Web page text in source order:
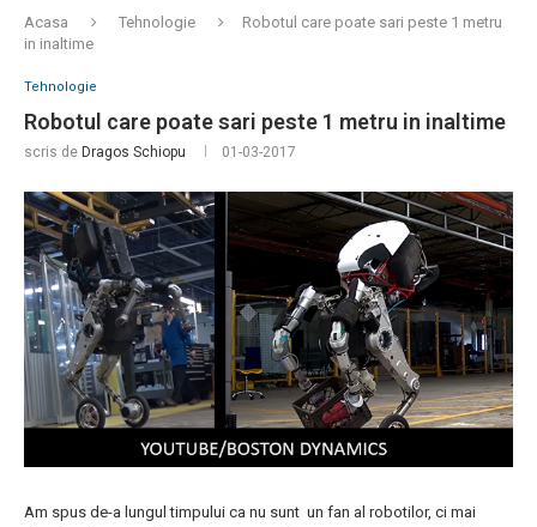
Acasa Tehnologie
Robotul care poate sari peste 1 metru
in inaltime
Tehnologie
Robotul care poate sari peste 1 metru in inaltime
scris de Dragos Schiopu 01-03-2017
Am spus de-a lungul timpului ca nu sunt un fan al robotilor, ci mai